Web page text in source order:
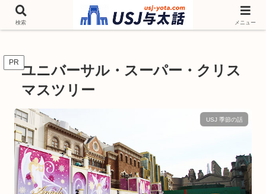
チケットやシーズンイベント ニンテンドーワールド アトラクションなどユニ
バを歩いて情報収集しています
PR ユニバーサル・スーパー・クリス
マスツリー
USJ 季節の話
検索 メニュー